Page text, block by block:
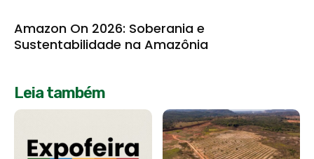
Amazon On 2026: Soberania e
Sustentabilidade na Amazônia
Leia também